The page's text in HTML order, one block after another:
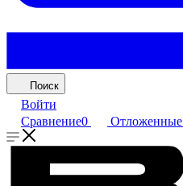
Поиск
Войти
Сравнение0 Отложенные